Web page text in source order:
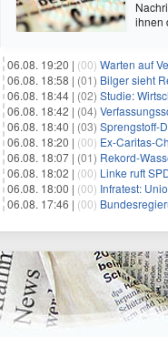
ihnen
06.08. 19:20 | (00) Warten auf
06.08. 18:58 | (01) Bilger sieht
06.08. 18:44 | (02) Studie:
06.08. 18:42 | (04)
06.08. 18:40 | (03) Sprengstoff-
06.08. 18:20 | (00) Ex-Caritas-
06.08. 18:07 | (01) Rekord-
06.08. 18:02 | (00) Linke ruft
06.08. 18:00 | (00) Infratest:
06.08. 17:46 | (00)